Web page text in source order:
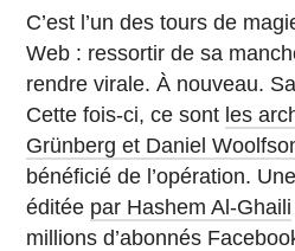
C’est l’un des tours de
Web : ressortir de sa
rendre virale. À nouveau.
Cette fois-ci, ce sont les
Grünberg et Daniel
bénéficié de l’opération.
éditée par Hashem Al-Ghaili
millions d’abonnés